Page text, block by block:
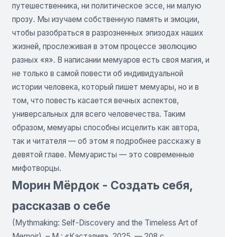
путешественника, ни политическое эссе, ни малую
прозу. Мы изучаем собственную память и эмоции,
чтобы разобраться в разрозненных эпизодах наших
жизней, прослеживая в этом процессе эволюцию
разных «я». В написании мемуаров есть своя магия, и
не только в самой повести об индивидуальной
истории человека, который пишет мемуары, но и в
том, что повесть касается вечных аспектов,
универсальных для всего человечества. Таким
образом, мемуары способны исцелить как автора,
так и читателя — об этом я подробнее расскажу в
девятой главе. Мемуаристы — это современные
мифотворцы.
Морин Мёрдок - Создать себя,
рассказав о себе
(Mythmaking: Self-Discovery and the Timeless Art of